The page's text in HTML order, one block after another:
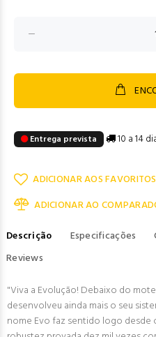
Entrega prevista 10 a 14
ADICIONAR AOS FAVORITOS
ADICIONAR AO
Descrição
Especificações
Reviews
"Viva a Evolução! Debaixo do
desenvolveu ainda mais o seu
nome Evo faz sentido logo desde